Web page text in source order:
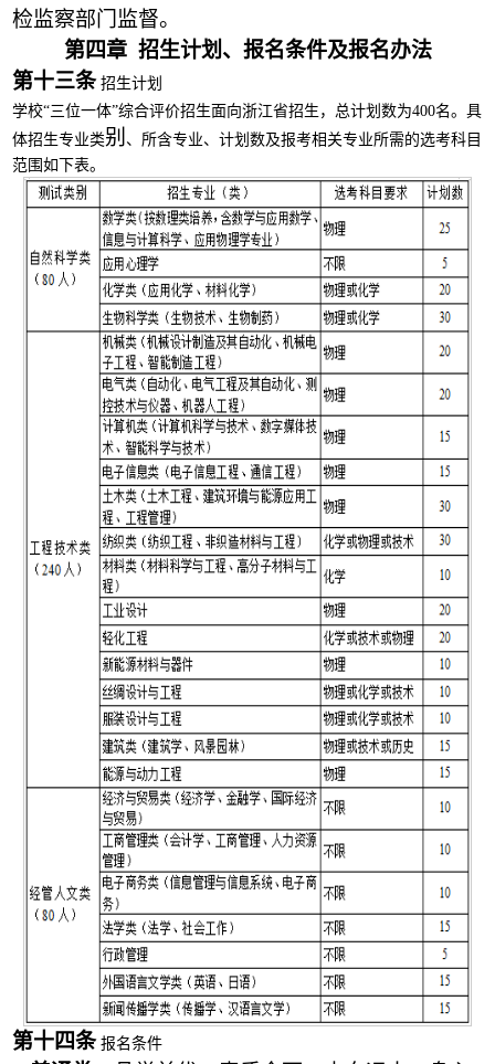
检监察部门 监督。
第四章 招生计划、报名条件及报名办法
第十三条 招生计划
学校“三位一体”综合评价招生面向浙江省招生，总计划数为400名。具
体招生专业类别 、所含专业、计划数及报考相关专业所需的选考科目
范围如下表。
第十四条 报名条件